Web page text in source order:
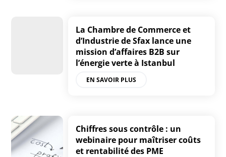
La Chambre de Commerce et
d’Industrie de Sfax lance une
mission d’affaires B2B sur
l’énergie verte à Istanbul
EN SAVOIR PLUS
Chiffres sous contrôle : un
webinaire pour maîtriser coûts
et rentabilité des PME